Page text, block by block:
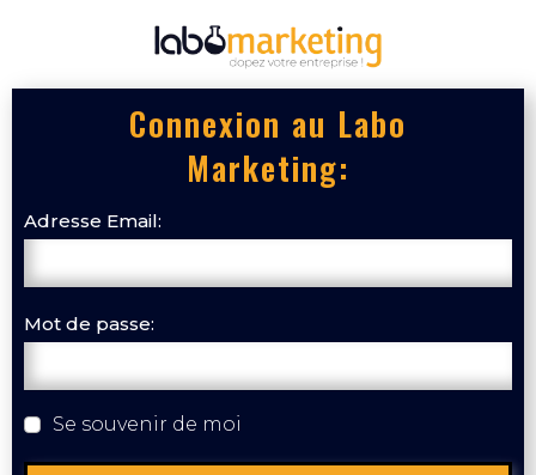
Connexion au Labo
Marketing:
Adresse Email:
Mot de passe:
Se souvenir de moi